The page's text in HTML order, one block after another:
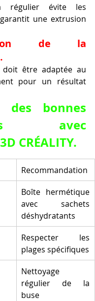
régulier évite les
une extrusion
de la
doit être adaptée au
pour un résultat
des bonnes
avec
CRÉALITY.
Recommandation
Boîte hermétique
avec sachets
déshydratants
Respecter les
plages spécifiques
Nettoyage
régulier de la
buse